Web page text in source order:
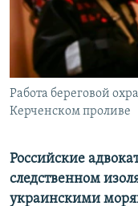
СОЦИАЛЬНЫЕ СЕТИ
Работа береговой
Керченском проливе
Российские
следственном
украинскими